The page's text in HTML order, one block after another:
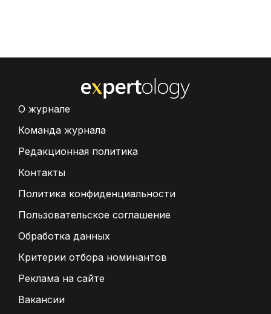
О журнале
Команда журнала
Редакционная политика
Контакты
Политика конфиденциальности
Пользовательское соглашение
Обработка данных
Критерии отбора номинантов
Реклама на сайте
Вакансии